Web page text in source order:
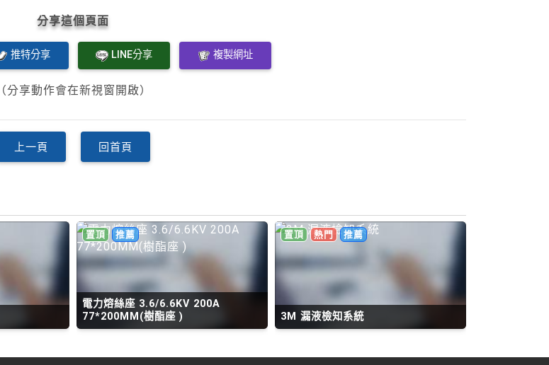
分享這個頁面
推特分享 LINE分享 複製網址
（分享動作會在新視窗開啟）
上一頁 回首頁
置頂 推薦
電力熔絲座 3.6/6.6KV 200A
77*200MM(樹酯座 )
置頂 熱門 推薦
3M 漏液檢知系統